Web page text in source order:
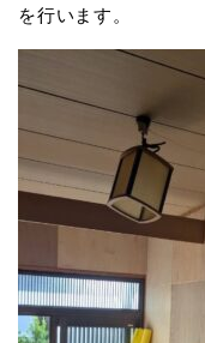
を行います。